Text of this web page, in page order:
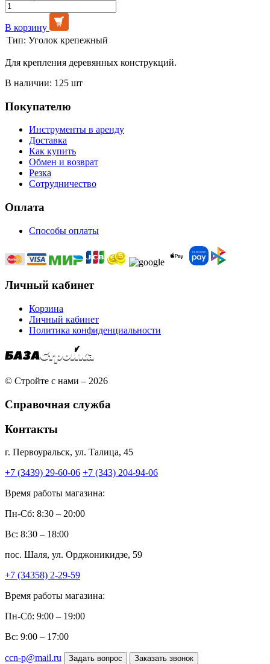
В корзину
Тип: Уголок крепежный
Для крепления деревянных конструкций.
В наличии: 125 шт
Покупателю
Инструменты в аренду
Доставка
Как купить
Обмен и возврат
Резка
Сотрудничество
Оплата
Способы оплаты
Личный кабинет
Корзина
Личный кабинет
Политика конфиденциальности
© Стройте с нами – 2026
Справочная служба
Контакты
г. Первоуральск, ул. Талица, 45
+7 (3439) 29-60-06 +7 (343) 204-94-06
Время работы магазина:
Пн-Сб: 8:30 – 20:00
Вс: 8:30 – 18:00
пос. Шаля, ул. Орджоникидзе, 59
+7 (34358) 2-29-59
Время работы магазина:
Пн-Сб: 9:00 – 19:00
Вс: 9:00 – 17:00
ccn-p@mail.ru Задать вопрос Заказать звонок